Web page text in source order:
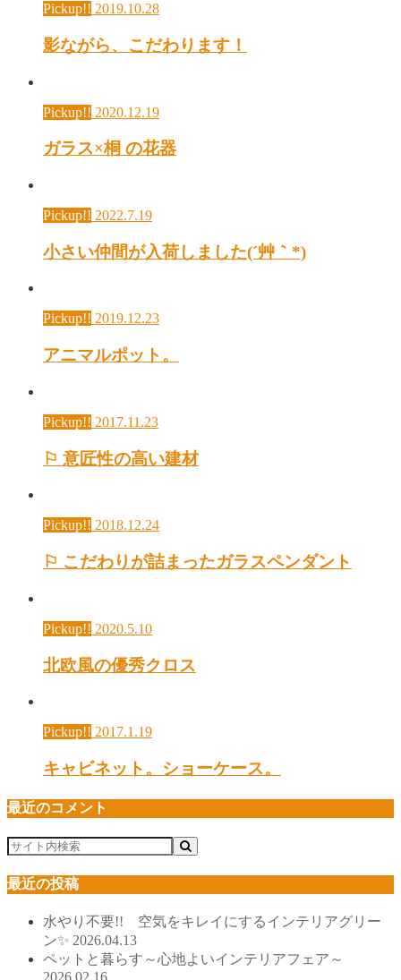
Pickup!! 2019.10.28
影ながら、こだわります！
Pickup!! 2020.12.19
ガラス×桐 の花器
Pickup!! 2022.7.19
小さい仲間が入荷しました(´艸｀*)
Pickup!! 2019.12.23
アニマルポット。
Pickup!! 2017.11.23
⚐ 意匠性の高い建材
Pickup!! 2018.12.24
⚐ こだわりが詰まったガラスペンダント
Pickup!! 2020.5.10
北欧風の優秀クロス
Pickup!! 2017.1.19
キャビネット。ショーケース。
最近のコメント
最近の投稿
水やり不要!! 空気をキレイにするインテリアグリー
ン✨ 2026.04.13
ペットと暮らす～心地よいインテリアフェア～
2026.02.16